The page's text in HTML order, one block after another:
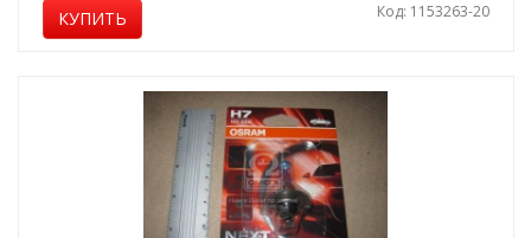
КУПИТЬ Код: 1153263-20